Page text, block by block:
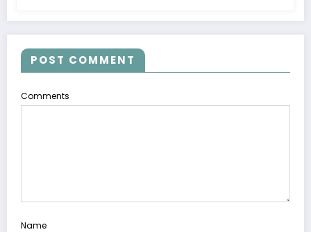
POST COMMENT
Comments
Name